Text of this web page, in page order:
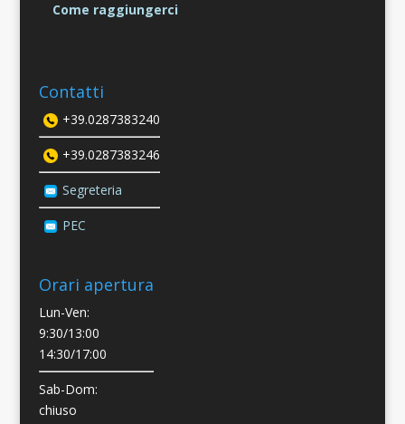
Come raggiungerci
Contatti
+39.0287383240
+39.0287383246
Segreteria
PEC
Orari apertura
Lun-Ven:
9:30/13:00
14:30/17:00
Sab-Dom:
chiuso